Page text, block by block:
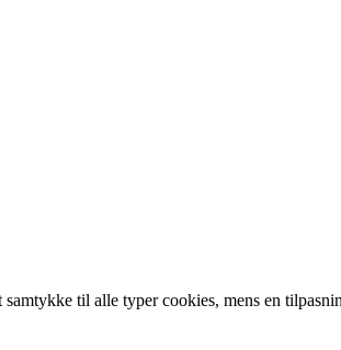
til alle typer cookies, mens en